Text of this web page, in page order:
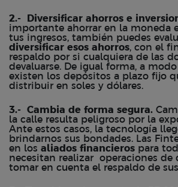
2.- Diversificar ahorros e
importante ahorrar en la moneda
tus ingresos, también puedes
diversificar esos ahorros, con el
respaldo por si cualquiera de las
devaluarse. De igual forma, a
existen los depósitos a plazo fijo
distribuir en soles y dólares.
3.- Cambia de forma segura.
la calle resulta peligroso por la
Ante estos casos, la tecnología
brindarnos sus bondades. Las
en los aliados financieros para
necesitan realizar operaciones de
tomar en cuenta el respaldo de